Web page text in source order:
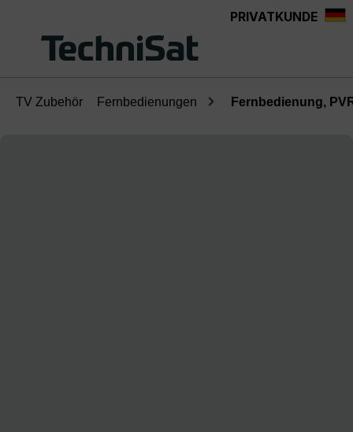
PRIVATKUNDE
TV Zubehör Fernbedienungen Fernbedienung,